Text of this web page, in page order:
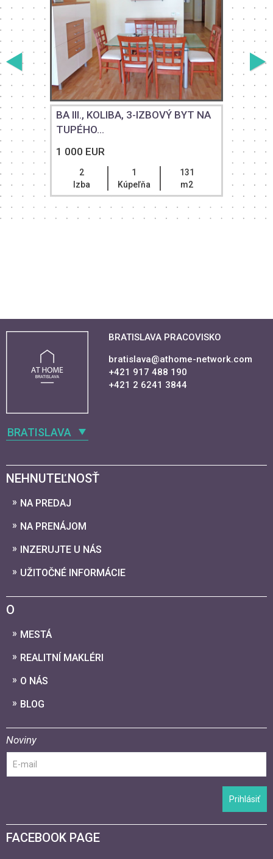
BA III., KOLIBA, 3-IZBOVÝ BYT NA
TUPÉHO...
1 000 EUR
2
Izba
1
Kúpeľňa
131
m2
BRATISLAVA
BRATISLAVA PRACOVISKO
bratislava@athome-network.com
+421 917 488 190
+421 2 6241 3844
NEHNUTEĽNOSŤ
NA PREDAJ
NA PRENÁJOM
INZERUJTE U NÁS
UŽITOČNÉ INFORMÁCIE
O
MESTÁ
REALITNÍ MAKLÉRI
O NÁS
BLOG
Noviny
Prihlásiť
FACEBOOK PAGE